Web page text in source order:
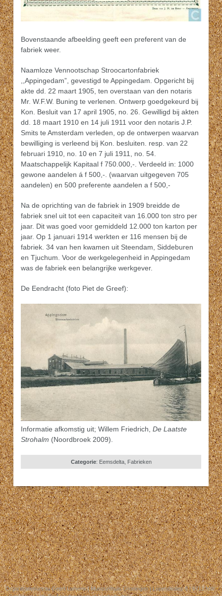
Bovenstaande afbeelding geeft een preferent van de
fabriek weer.
Naamloze Vennootschap Stroocartonfabriek
,,Appingedam”, gevestigd te Appingedam. Opgericht bij
akte dd. 22 maart 1905, ten overstaan van den notaris
Mr. W.F.W. Buning te verlenen. Ontwerp goedgekeurd bij
Kon. Besluit van 17 april 1905, no. 26. Gewilligd bij akten
dd. 18 maart 1910 en 14 juli 1911 voor den notaris J.P.
Smits te Amsterdam verleden, op de ontwerpen waarvan
bewilliging is verleend bij Kon. besluiten. resp. van 22
februari 1910, no. 10 en 7 juli 1911, no. 54.
Maatschappelijk Kapitaal f 750.000,-. Verdeeld in: 1000
gewone aandelen á f 500,-. (waarvan uitgegeven 705
aandelen) en 500 preferente aandelen a f 500,-
Na de oprichting van de fabriek in 1909 breidde de
fabriek snel uit tot een capaciteit van 16.000 ton stro per
jaar. Dit was goed voor gemiddeld 12.000 ton karton per
jaar. Op 1 januari 1914 werkten er 116 mensen bij de
fabriek. 34 van hen kwamen uit Steendam, Siddeburen
en Tjuchum. Voor de werkgelegenheid in Appingedam
was de fabriek een belangrijke werkgever.
De Eendracht (foto Piet de Greef):
Informatie afkomstig uit; Willem Friedrich, De Laatste
Strohalm (Noordbroek 2009).
Categorie: Eemsdelta, Fabrieken
Organisatiebureau Geert Lameris | Museumhuis Groningen | Lopendediep 8 | 9712 NW